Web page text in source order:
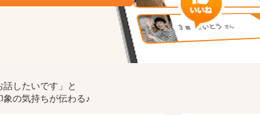
話したいです」と
象の気持ちが伝わる♪